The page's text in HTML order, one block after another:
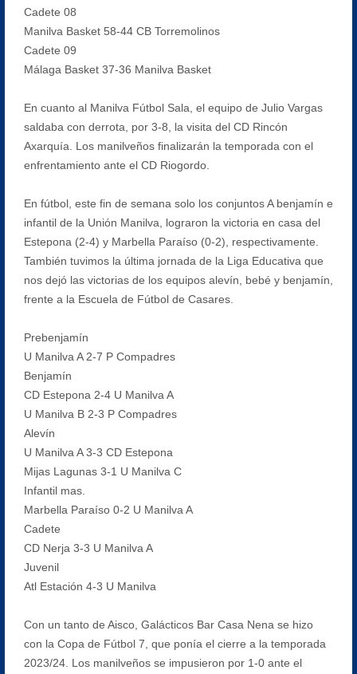
Cadete 08
Manilva Basket 58-44 CB Torremolinos
Cadete 09
Málaga Basket 37-36 Manilva Basket
En cuanto al Manilva Fútbol Sala, el equipo de Julio Vargas
saldaba con derrota, por 3-8, la visita del CD Rincón
Axarquía. Los manilveños finalizarán la temporada con el
enfrentamiento ante el CD Riogordo.
En fútbol, este fin de semana solo los conjuntos A benjamín e
infantil de la Unión Manilva, lograron la victoria en casa del
Estepona (2-4) y Marbella Paraíso (0-2), respectivamente.
También tuvimos la última jornada de la Liga Educativa que
nos dejó las victorias de los equipos alevín, bebé y benjamín,
frente a la Escuela de Fútbol de Casares.
Prebenjamín
U Manilva A 2-7 P Compadres
Benjamín
CD Estepona 2-4 U Manilva A
U Manilva B 2-3 P Compadres
Alevín
U Manilva A 3-3 CD Estepona
Mijas Lagunas 3-1 U Manilva C
Infantil mas.
Marbella Paraíso 0-2 U Manilva A
Cadete
CD Nerja 3-3 U Manilva A
Juvenil
Atl Estación 4-3 U Manilva
Con un tanto de Aisco, Galácticos Bar Casa Nena se hizo
con la Copa de Fútbol 7, que ponía el cierre a la temporada
2023/24. Los manilveños se impusieron por 1-0 ante el